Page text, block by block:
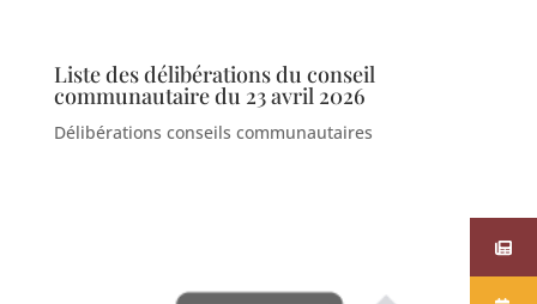
Liste des délibérations du conseil
communautaire du 23 avril 2026
Délibérations conseils communautaires